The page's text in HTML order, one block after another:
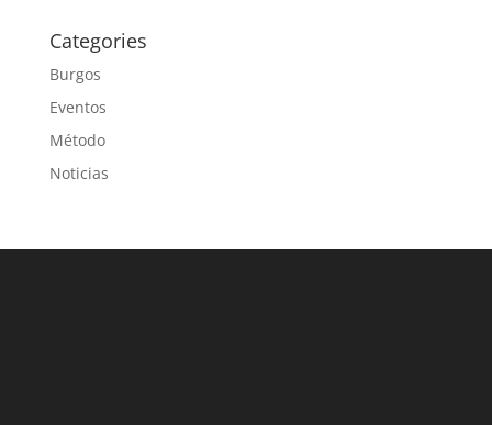
Categories
Burgos
Eventos
Método
Noticias